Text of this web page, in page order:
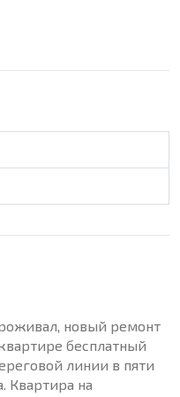
новый ремонт
бесплатный
линии в пяти
Квартира на